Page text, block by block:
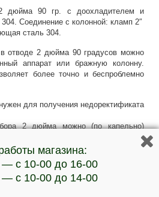
дюйма 90 гр. с доохладителем и
Соединение с колонной: кламп 2″
сталь 304.
отводе 2 дюйма 90 градусов можно
аппарат или бражную колонну.
более точно и беспроблемно
для получения недоректификата
2 дюйма можно (по капельно)
дополнительное охлаждение
игольчатый кран, отвод 90
магазина:
— с 10-00 до 16-00
— с 10-00 до 14-00